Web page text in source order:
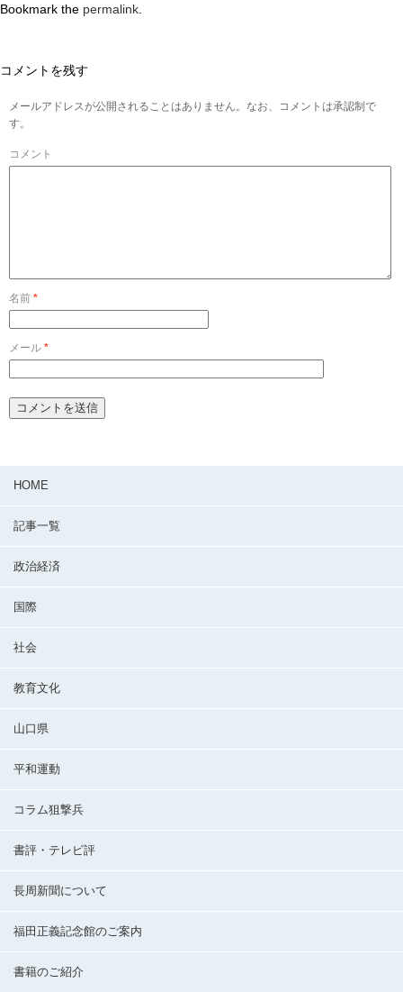
Bookmark the permalink
コメントを残す
メールアドレスが公開されることはありません。なお、コメントは承認制で
す。
コメント
名前 *
メール *
HOME
記事一覧
政治経済
国際
社会
教育文化
山口県
平和運動
コラム狙撃兵
書評・テレビ評
長周新聞について
福田正義記念館のご案内
書籍のご紹介